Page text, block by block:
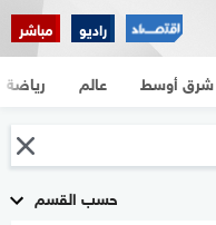
راديو مباشر
شرق أوسط عالم رياضة
حسب القسم